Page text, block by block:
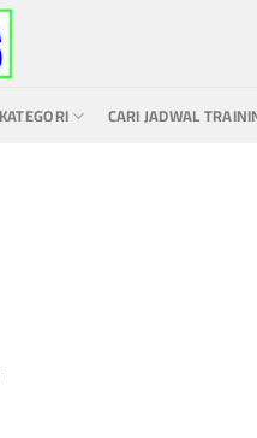
KATEGORI CARI JADWAL